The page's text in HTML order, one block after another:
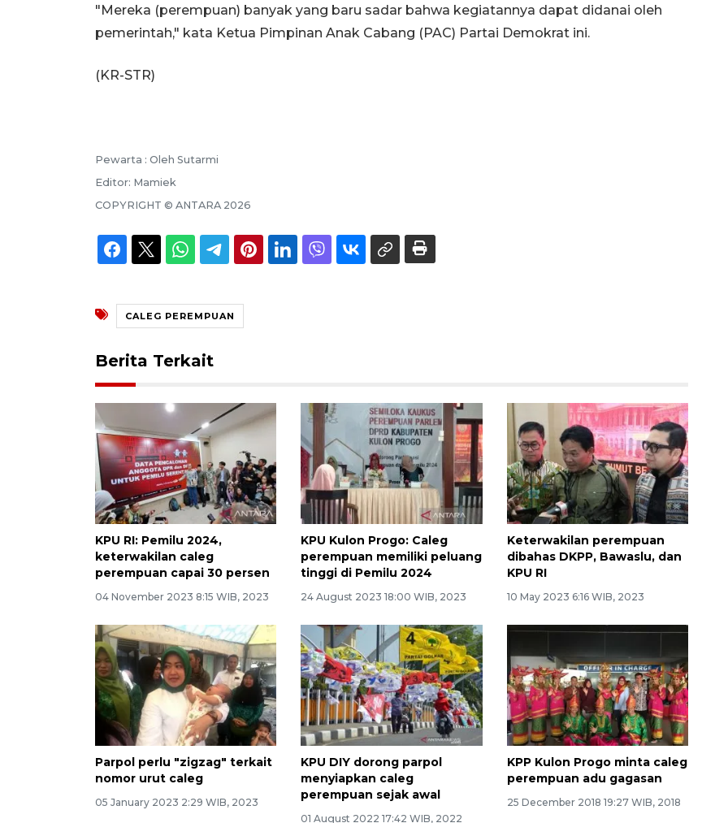
"Mereka (perempuan) banyak yang baru sadar bahwa kegiatannya dapat didanai oleh
pemerintah," kata Ketua Pimpinan Anak Cabang (PAC) Partai Demokrat ini.
(KR-STR)
Pewarta : Oleh Sutarmi
Editor: Mamiek
COPYRIGHT © ANTARA 2026
CALEG PEREMPUAN
Berita Terkait
KPU RI: Pemilu 2024,
keterwakilan caleg
perempuan capai 30 persen
04 November 2023 8:15 WIB, 2023
KPU Kulon Progo: Caleg
perempuan memiliki peluang
tinggi di Pemilu 2024
24 August 2023 18:00 WIB, 2023
Keterwakilan perempuan
dibahas DKPP, Bawaslu, dan
KPU RI
10 May 2023 6:16 WIB, 2023
Parpol perlu "zigzag" terkait
nomor urut caleg
05 January 2023 2:29 WIB, 2023
KPU DIY dorong parpol
menyiapkan caleg
perempuan sejak awal
01 August 2022 17:42 WIB, 2022
KPP Kulon Progo minta caleg
perempuan adu gagasan
25 December 2018 19:27 WIB, 2018